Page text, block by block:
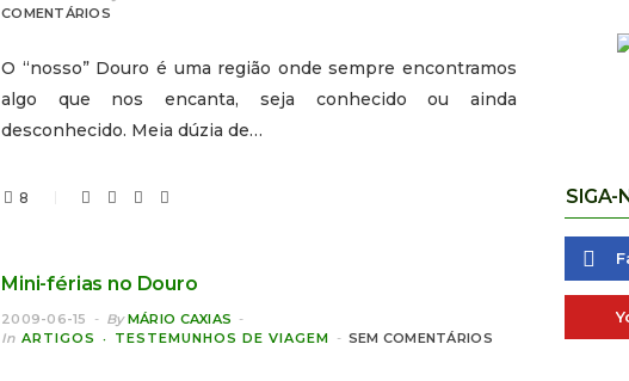
COMENTÁRIOS
O “nosso” Douro é uma região onde sempre encontramos
algo que nos encanta, seja conhecido ou ainda
desconhecido. Meia dúzia de…
8
Mini-férias no Douro
2009-06-15 By MÁRIO CAXIAS
In ARTIGOS TESTEMUNHOS DE VIAGEM SEM COMENTÁRIOS
SIGA-